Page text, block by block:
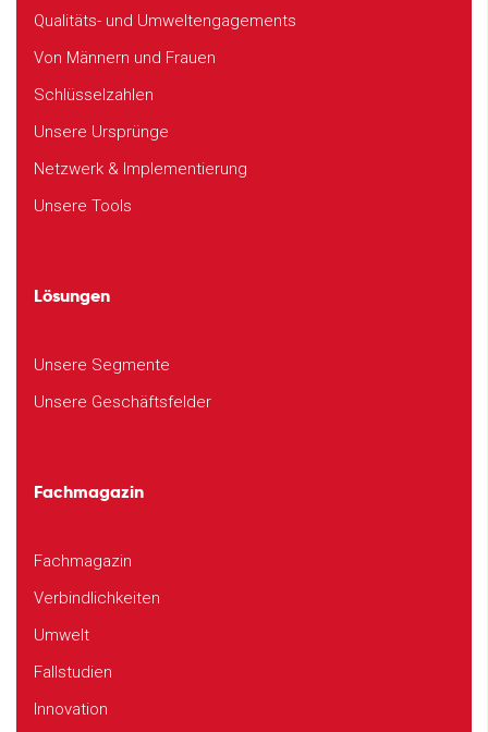
Qualitäts- und Umweltengagements
Von Männern und Frauen
Schlüsselzahlen
Unsere Ursprünge
Netzwerk & Implementierung
Unsere Tools
Lösungen
Unsere Segmente
Unsere Geschäftsfelder
Fachmagazin
Fachmagazin
Verbindlichkeiten
Umwelt
Fallstudien
Innovation